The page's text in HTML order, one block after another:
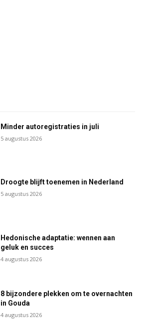
Minder autoregistraties in juli
5 augustus 2026
Droogte blijft toenemen in Nederland
5 augustus 2026
Hedonische adaptatie: wennen aan
geluk en succes
4 augustus 2026
8 bijzondere plekken om te overnachten
in Gouda
4 augustus 2026